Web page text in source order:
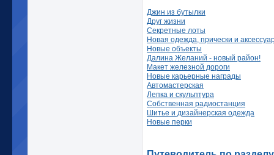
Джин из бутылки
Друг жизни
Секретные лоты
Новая одежда, прически и
Новые объекты
Далина Желаний - новый район!
Макет железной дороги
Новые карьерные награды
Автомастерская
Лепка и скульптура
Собственная радиостанция
Шитье и дизайнерская одежда
Новые перки